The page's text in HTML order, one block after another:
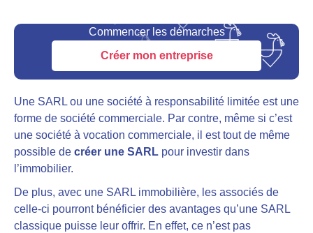
Commencer les démarches
Créer mon entreprise
Une SARL ou une société à responsabilité limitée est une
forme de société commerciale. Par contre, même si c’est
une société à vocation commerciale, il est tout de même
possible de créer une SARL pour investir dans
l’immobilier.
De plus, avec une SARL immobilière, les associés de
celle-ci pourront bénéficier des avantages qu’une SARL
classique puisse leur offrir. En effet, ce n’est pas